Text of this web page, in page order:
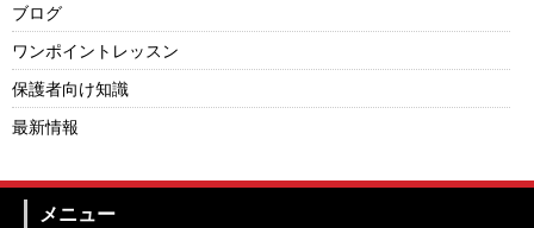
ブログ
ワンポイントレッスン
保護者向け知識
最新情報
メニュー